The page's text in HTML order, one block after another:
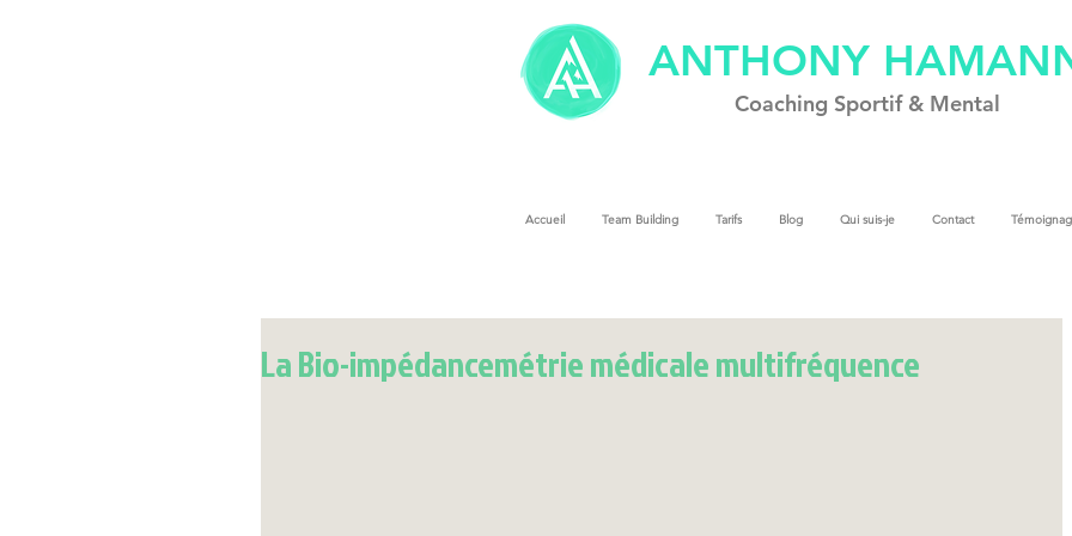
ANTHONY
Coaching Sportif & Mental
Accueil Team Building Tarifs Blog Qui suis-je Contact
La Bio-impédancemétrie médicale multifréquence